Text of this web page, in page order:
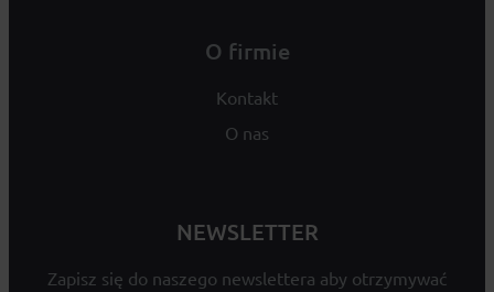
O firmie
Kontakt
O nas
NEWSLETTER
Zapisz się do naszego newslettera aby otrzymywać